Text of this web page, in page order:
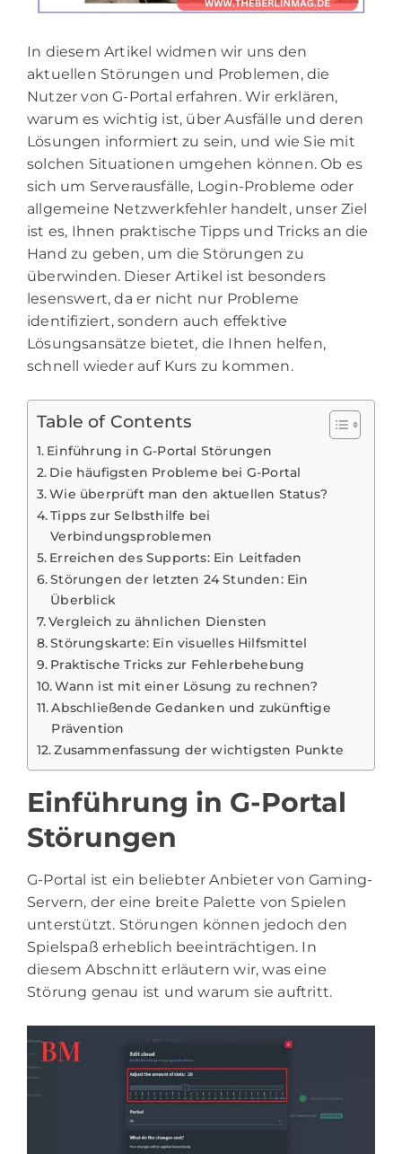
In diesem Artikel widmen wir uns den
aktuellen Störungen und Problemen, die
Nutzer von G-Portal erfahren. Wir erklären,
warum es wichtig ist, über Ausfälle und deren
Lösungen informiert zu sein, und wie Sie mit
solchen Situationen umgehen können. Ob es
sich um Serverausfälle, Login-Probleme oder
allgemeine Netzwerkfehler handelt, unser Ziel
ist es, Ihnen praktische Tipps und Tricks an die
Hand zu geben, um die Störungen zu
überwinden. Dieser Artikel ist besonders
lesenswert, da er nicht nur Probleme
identifiziert, sondern auch effektive
Lösungsansätze bietet, die Ihnen helfen,
schnell wieder auf Kurs zu kommen.
Table of Contents
Einführung in G-Portal Störungen
Die häufigsten Probleme bei G-Portal
Wie überprüft man den aktuellen Status?
Tipps zur Selbsthilfe bei
Verbindungsproblemen
Erreichen des Supports: Ein Leitfaden
Störungen der letzten 24 Stunden: Ein
Überblick
Vergleich zu ähnlichen Diensten
Störungskarte: Ein visuelles Hilfsmittel
Praktische Tricks zur Fehlerbehebung
Wann ist mit einer Lösung zu rechnen?
Abschließende Gedanken und zukünftige
Prävention
Zusammenfassung der wichtigsten Punkte
Einführung in G-Portal
Störungen
G-Portal ist ein beliebter Anbieter von Gaming-
Servern, der eine breite Palette von Spielen
unterstützt. Störungen können jedoch den
Spielspaß erheblich beeinträchtigen. In
diesem Abschnitt erläutern wir, was eine
Störung genau ist und warum sie auftritt.